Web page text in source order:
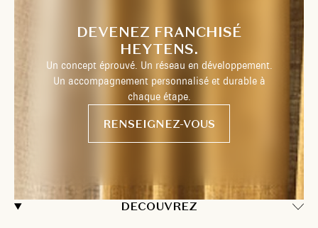
DECOUVREZ
DEVENEZ FRANCHISÉ
HEYTENS.
Un concept éprouvé. Un réseau en développement.
Un accompagnement personnalisé et durable à
chaque étape.
RENSEIGNEZ-VOUS